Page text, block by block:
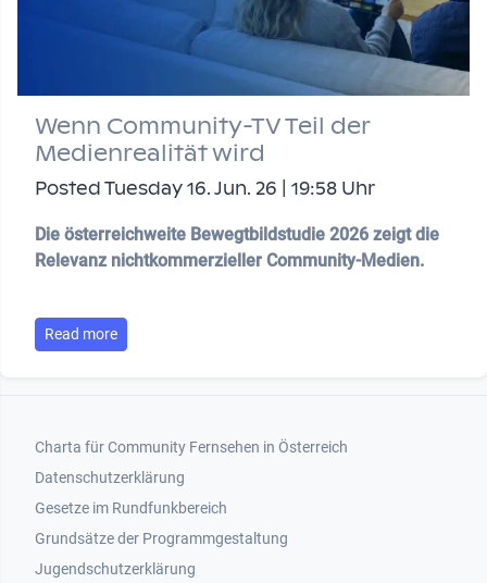
Wenn Community-TV Teil der
Medienrealität wird
Posted Tuesday 16. Jun. 26 | 19:58 Uhr
Die österreichweite Bewegtbildstudie 2026 zeigt die
Relevanz nichtkommerzieller Community-Medien.
Read more
Footer 1
Charta für Community Fernsehen in Österreich
Datenschutzerklärung
Gesetze im Rundfunkbereich
Grundsätze der Programmgestaltung
Jugendschutzerklärung